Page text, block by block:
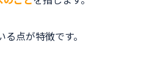
点が特徴です。